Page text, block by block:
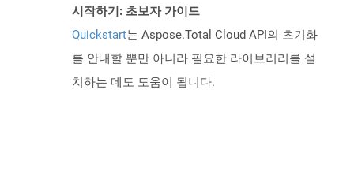
시작하기: 초보자 가이드
Quickstart는 Aspose.Total Cloud API의 초기화
를 안내할 뿐만 아니라 필요한 라이브러리를 설
치하는 데도 도움이 됩니다.